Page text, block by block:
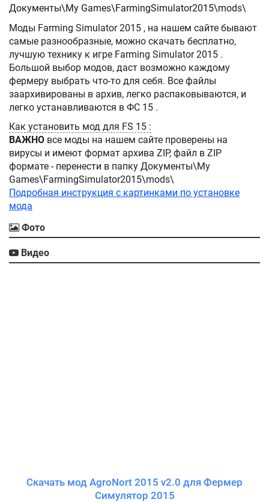
Документы\My Games\FarmingSimulator2015\mods\
Моды Farming Simulator 2015 , на нашем сайте бывают
самые разнообразные, можно скачать бесплатно,
лучшую технику к игре Farming Simulator 2015 .
Большой выбор модов, даст возможно каждому
фермеру выбрать что-то для себя. Все файлы
заархивированы в архив, легко распаковываются, и
легко устанавливаются в ФС 15 .
Как установить мод для FS 15 :
ВАЖНО все моды на нашем сайте проверены на
вирусы и имеют формат архива ZIP, файл в ZIP
формате - перенести в папку Документы\My
Games\FarmingSimulator2015\mods\
Подробная инструкция с картинками по установке
мода
Фото
Видео
Скачать мод AgroNort 2015 v2.0 для Фермер
Симулятор 2015